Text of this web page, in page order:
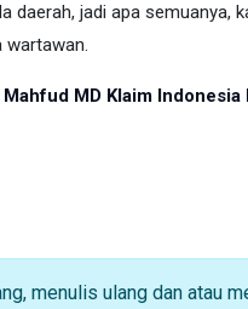
daerah, jadi apa semuanya,
wartawan.
MD Klaim
menulis ulang dan atau